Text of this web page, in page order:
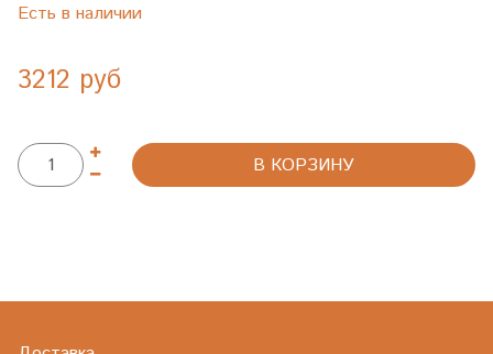
Есть в наличии
3212 руб
В КОРЗИНУ